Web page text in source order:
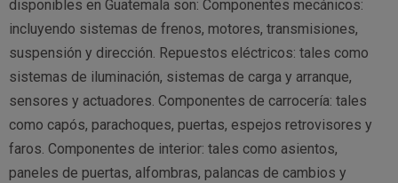
disponibles en Guatemala son: Componentes mecánicos:
incluyendo sistemas de frenos, motores, transmisiones,
suspensión y dirección. Repuestos eléctricos: tales como
sistemas de iluminación, sistemas de carga y arranque,
sensores y actuadores. Componentes de carrocería: tales
como capós, parachoques, puertas, espejos retrovisores y
faros. Componentes de interior: tales como asientos,
paneles de puertas, alfombras, palancas de cambios y